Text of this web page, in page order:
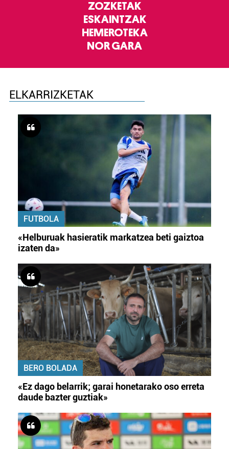
ZOZKETAK
ESKAINTZAK
HEMEROTEKA
NOR GARA
ELKARRIZKETAK
FUTBOLA
«Helburuak hasieratik markatzea beti gaiztoa
izaten da»
BERO BOLADA
«Ez dago belarrik; garai honetarako oso erreta
daude bazter guztiak»